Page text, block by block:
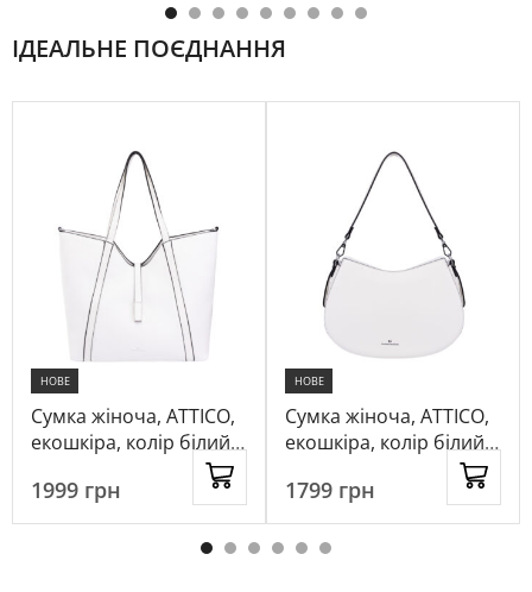
ІДЕАЛЬНЕ ПОЄДНАННЯ
НОВЕ
Сумка жіноча, ATTICO,
екошкіра, колір білий,
1999 грн
НОВЕ
Сумка жіноча, ATTICO,
екошкіра, колір білий,
1799 грн